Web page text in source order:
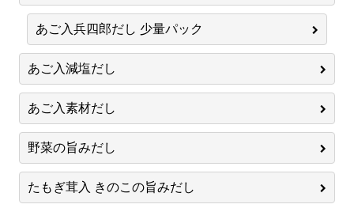
あご入兵四郎だし 少量パック
あご入減塩だし
あご入素材だし
野菜の旨みだし
たもぎ茸入 きのこの旨みだし